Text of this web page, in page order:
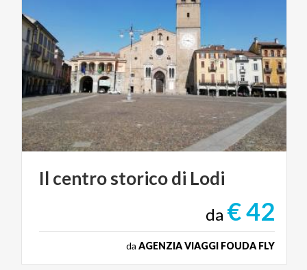
Il centrostoricodi Lodi
da € 42
da AGENZIA VIAGGI FOUDA FLY